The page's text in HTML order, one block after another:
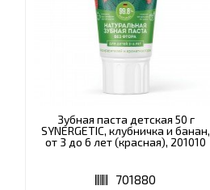
Зубная паста детская 50 г
SYNERGETIC, клубничка и банан,
от 3 до 6 лет (красная), 201010
701880